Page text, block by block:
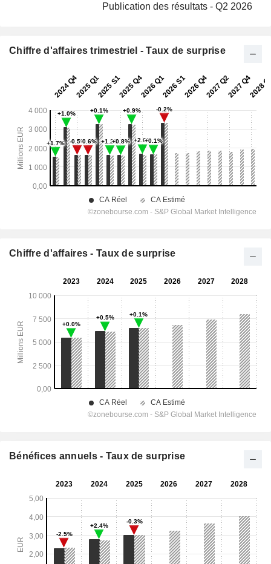
Publication des résultats - Q2 2026
Chiffre d'affaires trimestriel - Taux de surprise
Chiffre d'affaires - Taux de surprise
Bénéfices annuels - Taux de surprise